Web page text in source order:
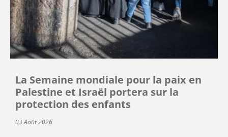
La Semaine mondiale pour la paix en
Palestine et Israël portera sur la
protection des enfants
03 Août 2026